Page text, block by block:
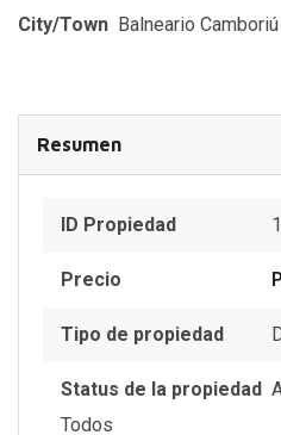
City/Town Balneario Camboriú
Resumen
ID Propiedad
Precio
Tipo de propiedad
Status de la propiedad
Todos